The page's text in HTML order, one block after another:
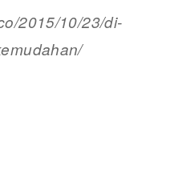
2015/10/23/di-